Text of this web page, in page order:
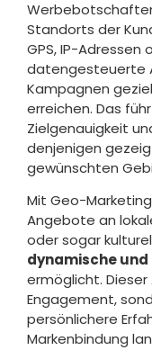
Standorts der
GPS, IP-Adressen
datengesteuerte
Kampagnen
erreichen. Das
Zielgenauigkeit
denjenigen
gewünschten
Mit Geo-
Angebote an
oder sogar
dynamische
ermöglicht.
Engagement,
persönlichere
Markenbindung